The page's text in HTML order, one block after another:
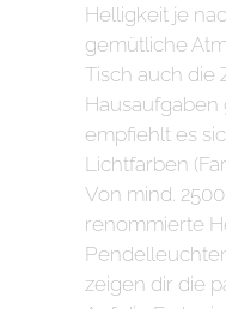
Helligkeit je
gemütliche
Tisch auch die
Hausaufgaben
empfiehlt es
Lichtfarben
Von mind.
renommierte
zeigen dir die